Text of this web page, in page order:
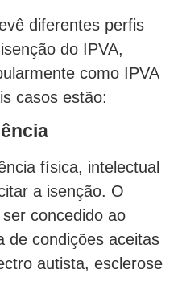
diferentes perfis
do IPVA,
como IPVA
casos estão:
física, intelectual
a isenção. O
concedido ao
de condições aceitas
autista, esclerose